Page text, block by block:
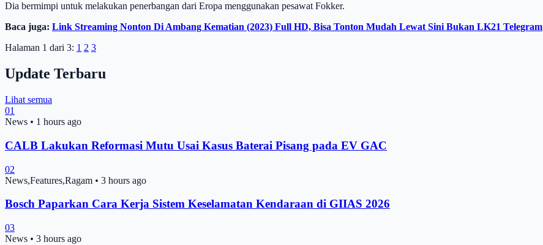
Dia bermimpi untuk melakukan penerbangan dari Eropa menggunakan pesawat Fokker.
Baca juga: Link Streaming Nonton Di Ambang Kematian (2023) Full HD, Bisa Tonton Mudah Lewat Sini Bukan LK21 Telegram
Halaman 1 dari 3: 1 2 3
Update Terbaru
Lihat semua
01
News • 1 hours ago
CALB Lakukan Reformasi Mutu Usai Kasus Baterai Pisang pada EV GAC
02
News,Features,Ragam • 3 hours ago
Bosch Paparkan Cara Kerja Sistem Keselamatan Kendaraan di GIIAS 2026
03
News • 3 hours ago